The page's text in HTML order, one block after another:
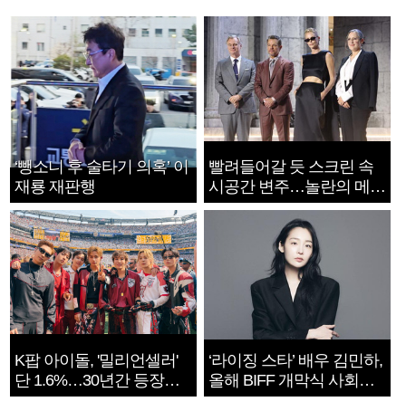
‘뺑소니 후 술타기 의혹’ 이
재룡 재판행
빨려들어갈 듯 스크린 속
시공간 변주…놀란의 메시
지는 ‘전쟁 속죄’
K팝 아이돌, '밀리언셀러'
단 1.6%…30년간 등장
1182개팀 전수조사
‘라이징 스타’ 배우 김민하,
올해 BIFF 개막식 사회자
확정